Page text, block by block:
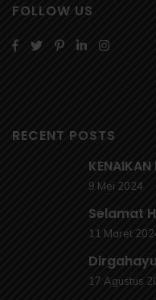
FOLLOW US
RECENT POSTS
9 Mei 2024
Selamat
11 Maret
17 Agustus